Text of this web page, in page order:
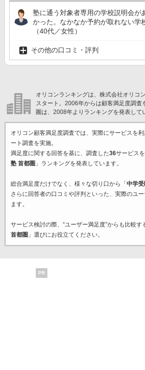
塾に通う対象者専用の学校説明会が
かった。なかなか予約が取れない学
（40代／女性）
その他の口コミ・評判
オリコンランキングは、株式会社オリコ
スタート。2006年からは顧客満足度調査
圏は、2008年よりランキングを発表して
オリコン顧客満足度調査では、実際にサービスを利
ート調査を実施。
満足度に関する回答を基に、調査した36サービス
塾 首都圏 」ランキングを発表しています。
総合満足度だけでなく、様々な切り口から「 中学受
さらに回答者の口コミや評判といった、実際のユ
ます。
サービス検討の際、“ユーザー満足度”からも比較す
首都圏 」選びにお役立てください。
PR